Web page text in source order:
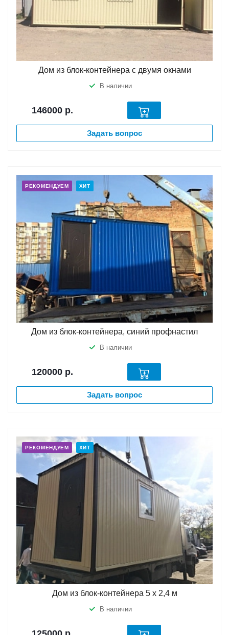
Дом из блок-контейнера с двумя окнами
В наличии
146000 р.
Задать вопрос
РЕКОМЕНДУЕМ ХИТ
Дом из блок-контейнера, синий профнастил
В наличии
120000 р.
Задать вопрос
РЕКОМЕНДУЕМ ХИТ
Дом из блок-контейнера 5 х 2,4 м
В наличии